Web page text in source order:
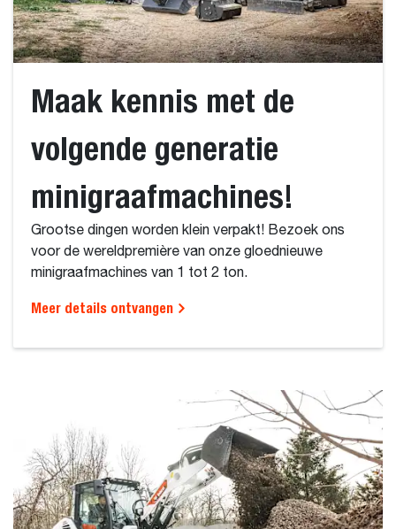
Maak kennis met de
volgende generatie
minigraafmachines!
Grootse dingen worden klein verpakt! Bezoek ons
voor de wereldpremière van onze gloednieuwe
minigraafmachines van 1 tot 2 ton.
Meer details ontvangen